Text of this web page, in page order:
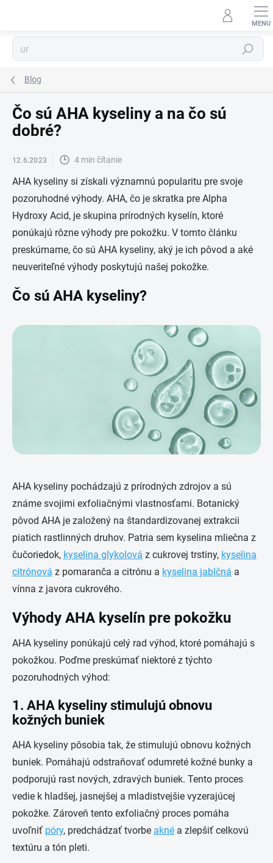
Hľadať
Blog
Čo sú AHA kyseliny a na čo sú
dobré?
12.6.2023 4 min čítanie
AHA kyseliny si získali významnú popularitu pre svoje
pozoruhodné výhody. AHA, čo je skratka pre Alpha
Hydroxy Acid, je skupina prírodných kyselín, ktoré
ponúkajú rôzne výhody pre pokožku. V tomto článku
preskúmame, čo sú AHA kyseliny, aký je ich pôvod a aké
neuveriteľné výhody poskytujú našej pokožke.
Čo sú AHA kyseliny?
AHA kyseliny pochádzajú z prírodných zdrojov a sú
známe svojimi exfoliačnými vlastnosťami. Botanický
pôvod AHA je založený na štandardizovanej extrakcii
piatich rastlinných druhov. Patria sem kyselina mliečna z
čučoriedok, kyselina glykolová z cukrovej trstiny, kyselina
citrónová z pomaranča a citrónu a kyselina jablčná a
vínna z javora cukrového.
Výhody AHA kyselín pre pokožku
AHA kyseliny ponúkajú celý rad výhod, ktoré pomáhajú s
pokožkou. Poďme preskúmať niektoré z týchto
pozoruhodných výhod:
1. AHA kyseliny stimulujú obnovu
kožných buniek
AHA kyseliny pôsobia tak, že stimulujú obnovu kožných
buniek. Pomáhajú odstraňovať odumreté kožné bunky a
podporujú rast nových, zdravých buniek. Tento proces
vedie k hladšej, jasnejšej a mladistvejšie vyzerajúcej
pokožke. Zároveň tento exfoliačný proces pomáha
uvoľniť póry, predchádzať tvorbe akné a zlepšiť celkovú
textúru a tón pleti.